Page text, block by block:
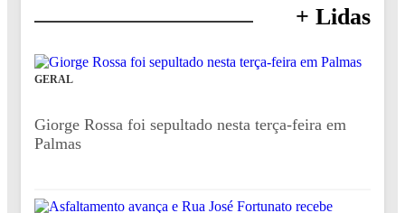
+ Lidas
GERAL
Giorge Rossa foi sepultado nesta terça-feira em
Palmas